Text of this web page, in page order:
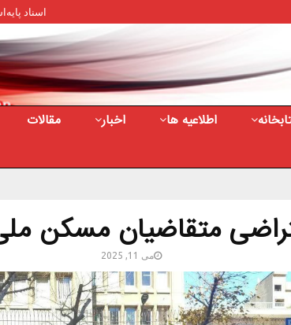
اسناد پایه
مقالات اخبار اطلاعیه ها
متقاضیان مسکن
می 11, 2025